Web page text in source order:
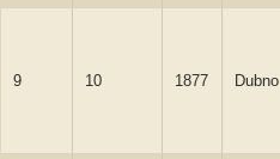
9 10 1877 Dubno